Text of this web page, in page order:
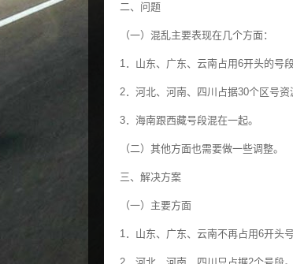
二、问题
（一）混乱主要表现在几个方面：
1．山东、广东、云南占用6开头的号
2．河北、河南、四川占据30个区号资
3．海南跟西藏号段混在一起。
（二）其他方面也需要做一些调整。
三、解决方案
（一）主要方面
1．山东、广东、云南不再占用6开头